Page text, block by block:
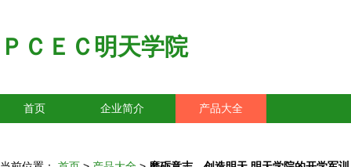
ＰＣＥＣ明天学院
首页 企业简介 产品大全